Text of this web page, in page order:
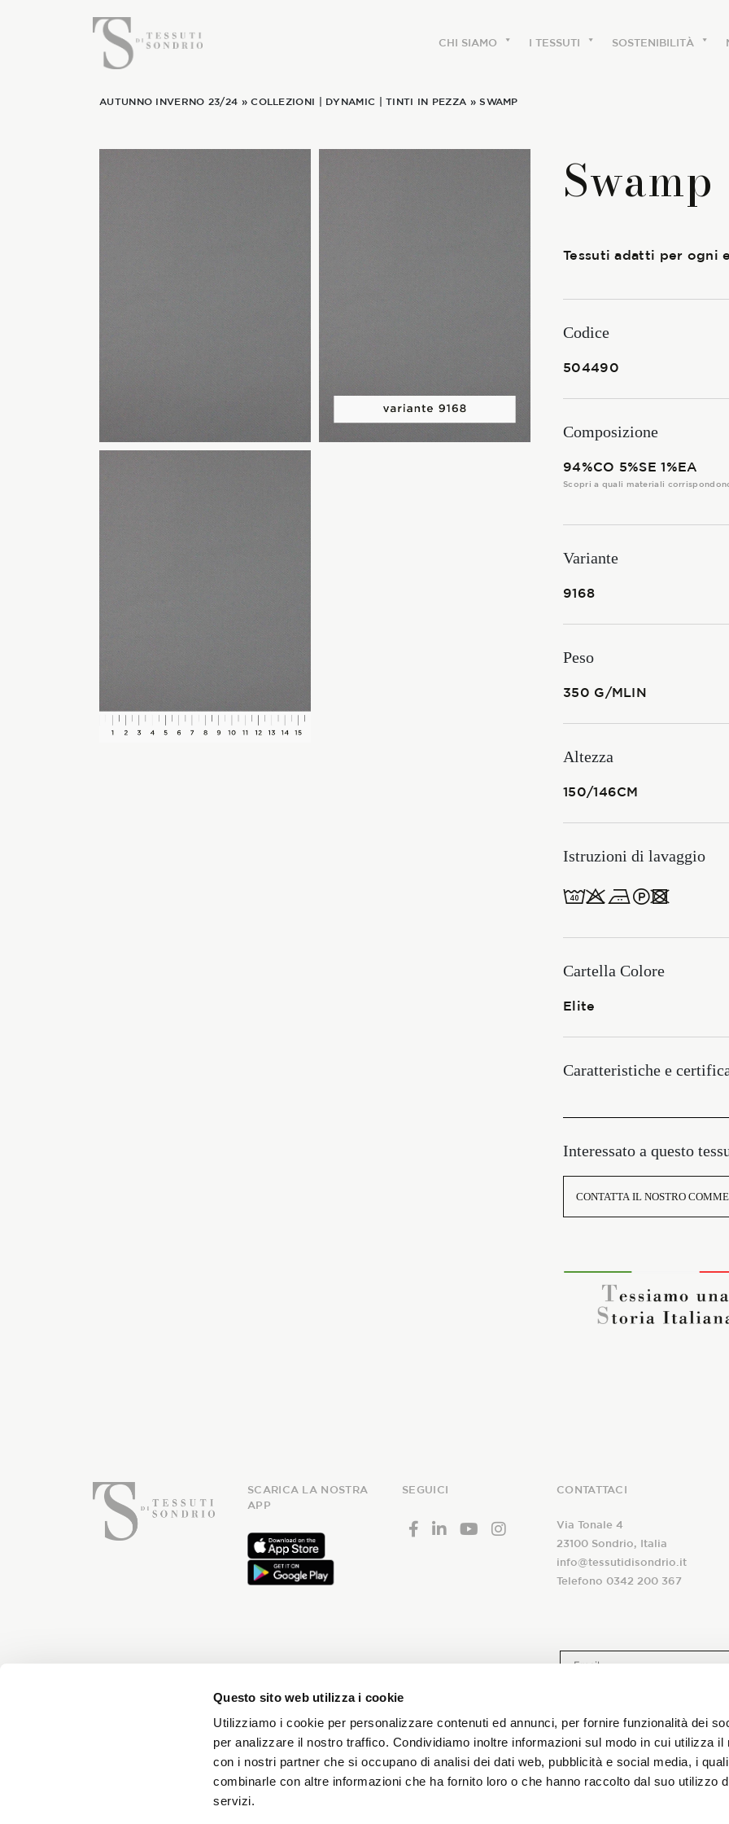
Questo sito web utilizza i cookie
Utilizziamo i cookie per personalizzare contenuti ed annunci, per fornire funzionalità dei
per analizzare il nostro traffico. Condividiamo inoltre informazioni sul modo in cui utilizza il
con i nostri partner che si occupano di analisi dei dati web, pubblicità e social media, i
combinarle con altre informazioni che ha fornito loro o che hanno raccolto dal suo utilizzo
servizi.
CHI SIAMO I TESSUTI SOSTENIBILITÀ
AUTUNNO INVERNO 23/24 »COLLEZIONI DYNAMIC |TINTI IN PEZZA » SWAMP
Swamp
Tessuti adatti per ogni
Codice
504490
Composizione
94%CO 5%SE 1%EA
Scopri a quali materiali
Variante
9168
Peso
350 G/MLIN
Altezza
150/146CM
Istruzioni di lavaggio
8obWd
Cartella Colore
Elite
Caratteristiche e
Interessato a questo
CONTATTA IL NOSTRO
SCARICA LA NOSTRA
APP
SEGUICI CONTATTACI
Via Tonale 4
23100 Sondrio, Italia
info@tessutidisondrio.it
Telefono 0342 200 367
newsletter!
trattamento dei miei dati
newsletter aziendale
Le etichette
Share our fabrics
La Stagione Autunno/Inverno
Le sotto-collezioni
Le caratteristiche
Membership